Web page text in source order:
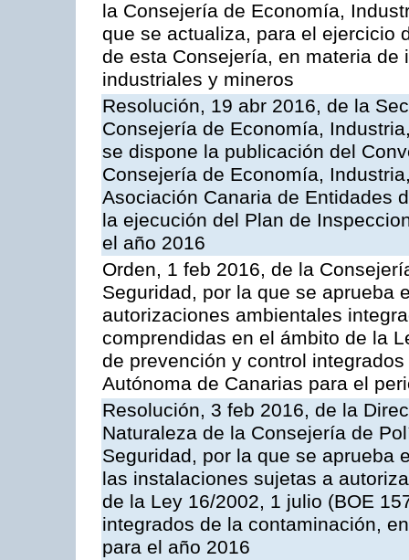
la Consejería de Economía,
que se actualiza, para el ejercicio
de esta Consejería, en materia
industriales y mineros
Resolución, 19 abr 2016, de la
Consejería de Economía,
se dispone la publicación del
Consejería de Economía,
Asociación Canaria de Entidades
la ejecución del Plan de
el año 2016
Orden, 1 feb 2016, de la
Seguridad, por la que se aprueba
autorizaciones ambientales
comprendidas en el ámbito de la
de prevención y control
Autónoma de Canarias para el
Resolución, 3 feb 2016, de la
Naturaleza de la Consejería de
Seguridad, por la que se aprueba
las instalaciones sujetas a
de la Ley 16/2002, 1 julio (BOE
integrados de la contaminación,
para el año 2016